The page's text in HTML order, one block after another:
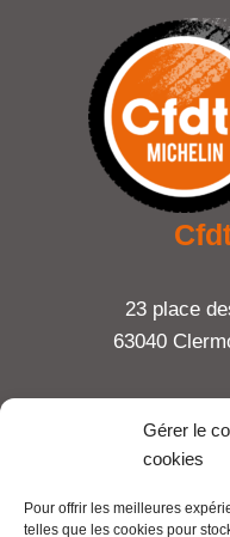
Gérer le
cookies
Pour offrir les meilleures
telles que les cookies pour
23 place
63040